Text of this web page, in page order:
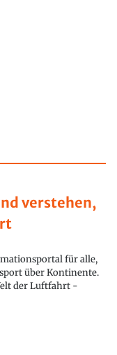
verstehen,
für alle,
über Kontinente.
der Luftfahrt -